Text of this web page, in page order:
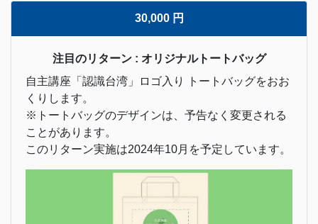
30,000 円
注目のリターン : オリジナルトートバッグ
自主講座「認識台湾」ロゴ入り トートバッグをおお
くりします。
※トートバッグのデザインは、予告なく変更される
ことがあります。
このリターン実施は2024年10月を予定しています。